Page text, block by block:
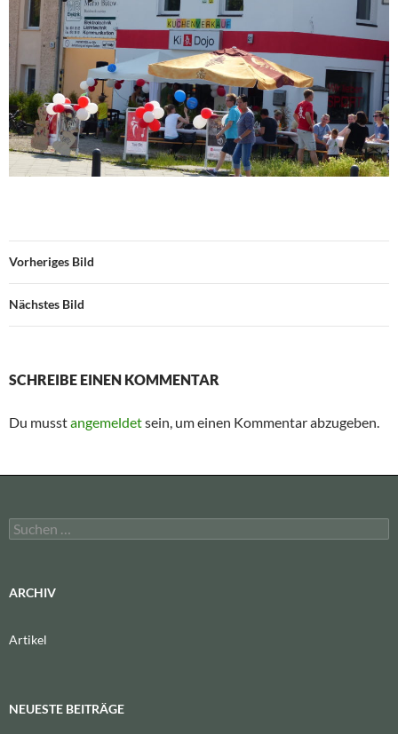
Vorheriges Bild
Nächstes Bild
SCHREIBE EINEN KOMMENTAR
Du musstangemeldetsein, um einen Kommentar abzugeben.
Suchen
nach:
ARCHIV
Artikel
NEUESTE BEITRÄGE